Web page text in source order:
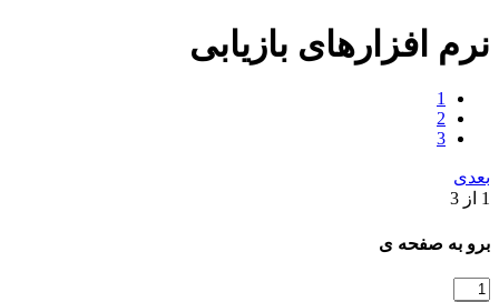
نرم افزارهای بازیابی
1
2
3
بعدی
1 از 3
برو به صفحه ی